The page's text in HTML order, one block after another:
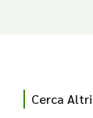
Cerca